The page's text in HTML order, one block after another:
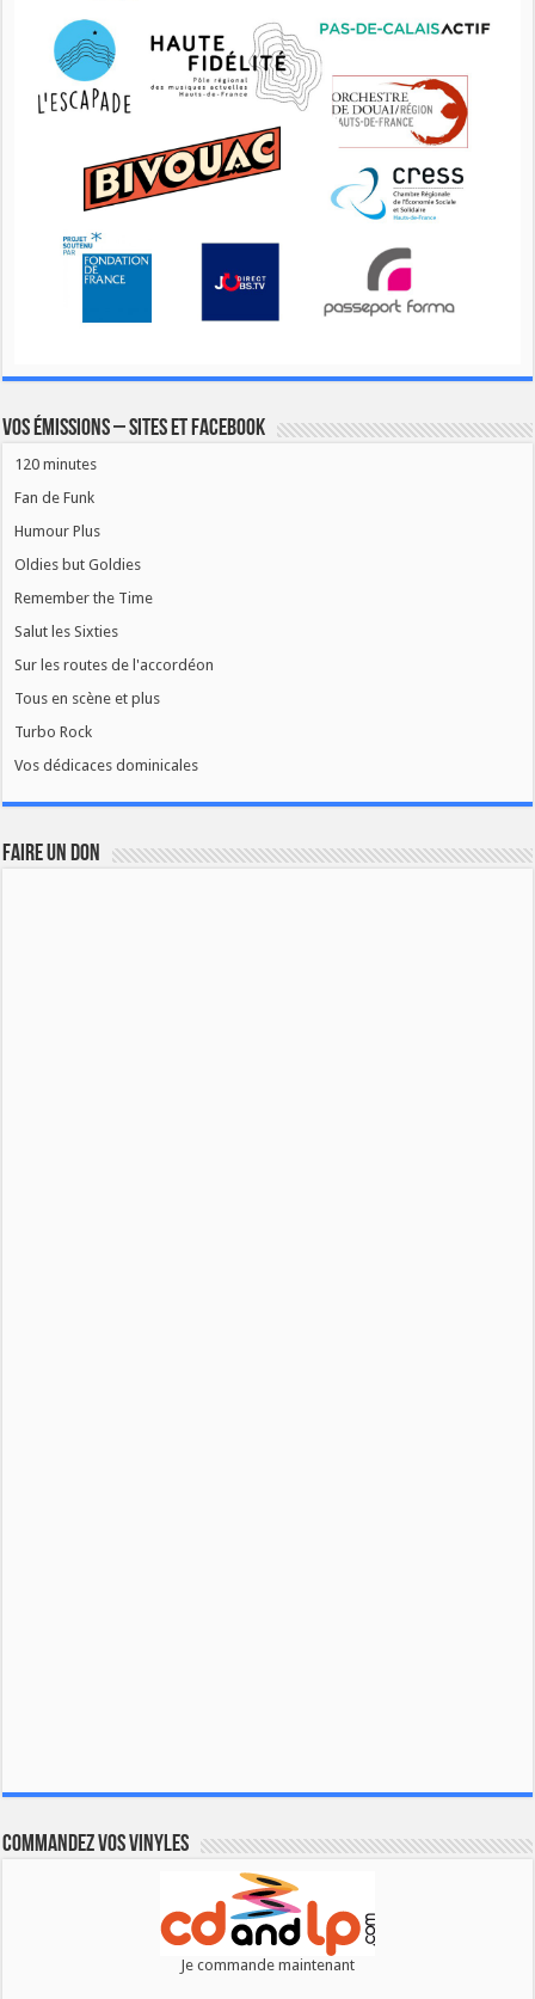
Vos émissions – Sites et Facebook
120 minutes
Fan de Funk
Humour Plus
Oldies but Goldies
Remember the Time
Salut les Sixties
Sur les routes de l'accordéon
Tous en scène et plus
Turbo Rock
Vos dédicaces dominicales
FAIRE UN DON
Commandez vos vinyles
Je commande maintenant